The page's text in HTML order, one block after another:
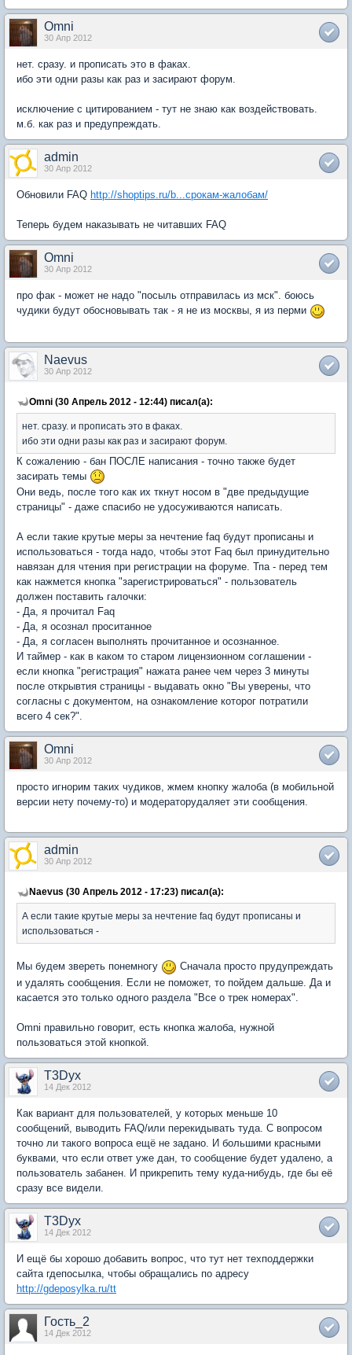
Omni
30 Апр 2012
нет. сразу. и прописать это в факах.
ибо эти одни разы как раз и засирают форум.
исключение с цитированием - тут не знаю как воздействовать.
м.б. как раз и предупреждать.
admin
30 Апр 2012
Обновили FAQ http://shoptips.ru/b...срокам-жалобам/
Теперь будем наказывать не читавших FAQ
Omni
30 Апр 2012
про фак - может не надо "посыль отправилась из мск". боюсь
чудики будут обосновывать так - я не из москвы, я из перми
Naevus
30 Апр 2012
Omni (30 Апрель 2012 - 12:44) писал(а):
нет. сразу. и прописать это в факах.
ибо эти одни разы как раз и засирают форум.
К сожалению - бан ПОСЛЕ написания - точно также будет
засирать темы
Они ведь, после того как их ткнут носом в "две предыдущие
страницы" - даже спасибо не удосуживаются написать.
А если такие крутые меры за нечтение faq будут прописаны и
использоваться - тогда надо, чтобы этот Faq был принудительно
навязан для чтения при регистрации на форуме. Тпа - перед тем
как нажмется кнопка "зарегистрироваться" - пользователь
должен поставить галочки:
- Да, я прочитал Faq
- Да, я осознал проситанное
- Да, я согласен выполнять прочитанное и осознанное.
И таймер - как в каком то старом лицензионном соглашении -
если кнопка "регистрация" нажата ранее чем через 3 минуты
после открывтия страницы - выдавать окно "Вы уверены, что
согласны с документом, на ознакомление которог потратили
всего 4 сек?".
Omni
30 Апр 2012
просто игнорим таких чудиков, жмем кнопку жалоба (в мобильной
версии нету почему-то) и модераторудаляет эти сообщения.
admin
30 Апр 2012
Naevus (30 Апрель 2012 - 17:23) писал(а):
А если такие крутые меры за нечтение faq будут прописаны и
использоваться -
Мы будем звереть понемногу
Сначала просто прудупреждать
и удалять сообщения. Если не поможет, то пойдем дальше. Да и
касается это только одного раздела "Все о трек номерах".
Omni правильно говорит, есть кнопка жалоба, нужной
пользоваться этой кнопкой.
T3Dyx
14 Дек 2012
Как вариант для пользователей, у которых меньше 10
сообщений, выводить FAQ/или перекидывать туда. С вопросом
точно ли такого вопроса ещё не задано. И большими красными
буквами, что если ответ уже дан, то сообщение будет удалено, а
пользователь забанен. И прикрепить тему куда-нибудь, где бы её
сразу все видели.
T3Dyx
14 Дек 2012
И ещё бы хорошо добавить вопрос, что тут нет техподдержки
сайта гдепосылка, чтобы обращались по адресу
http://gdeposylka.ru/tt
Гость_2
14 Дек 2012